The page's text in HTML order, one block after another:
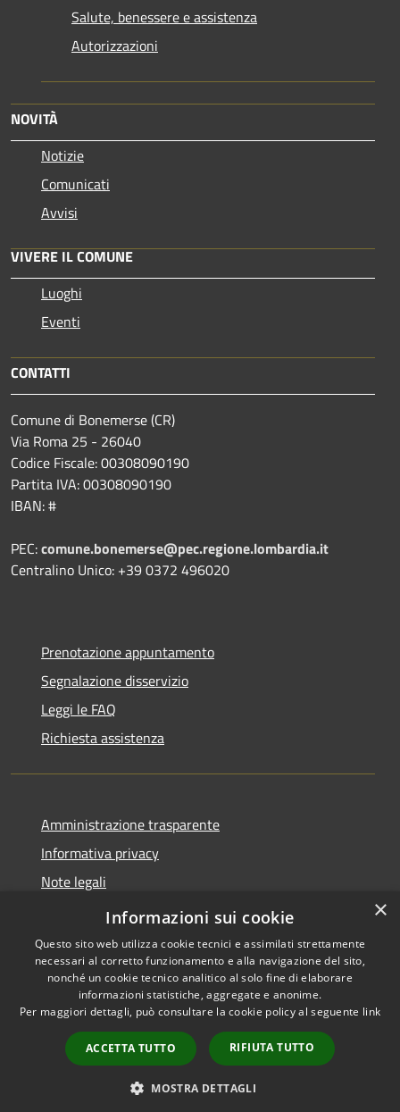
Salute, benessere e assistenza
Autorizzazioni
NOVITÀ
Notizie
Comunicati
Avvisi
VIVERE IL COMUNE
Luoghi
Eventi
CONTATTI
Comune di Bonemerse (CR)
Via Roma 25 - 26040
Codice Fiscale: 00308090190
Partita IVA: 00308090190
IBAN: #
PEC:comune.bonemerse@pec.regione.lombardia.it
Centralino Unico: +39 0372 496020
Prenotazione appuntamento
Segnalazione disservizio
Leggi le FAQ
Richiesta assistenza
Amministrazione trasparente
Informativa privacy
Note legali
Dichiarazione di accessibilità
Accessibilità
Copyright © 2026 • Comune di
Bonemerse • Powered by
Municipium•
Accesso
redazione
×
Informazioni sui cookie
Questo sito web utilizza cookie tecnici e assimilati strettamente
necessari al corretto funzionamento e alla navigazione del sito,
nonché un cookie tecnico analitico al solo fine di elaborare
informazioni statistiche, aggregate e anonime.
Per maggiori dettagli, può consultare la cookie policy al seguente link
ACCETTA TUTTO RIFIUTA TUTTO
MOSTRA DETTAGLI